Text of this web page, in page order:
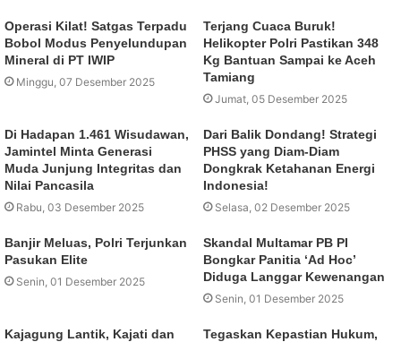
Operasi Kilat! Satgas Terpadu
Bobol Modus Penyelundupan
Mineral di PT IWIP
Minggu, 07 Desember 2025
Terjang Cuaca Buruk!
Helikopter Polri Pastikan 348
Kg Bantuan Sampai ke Aceh
Tamiang
Jumat, 05 Desember 2025
Di Hadapan 1.461 Wisudawan,
Jamintel Minta Generasi
Muda Junjung Integritas dan
Nilai Pancasila
Rabu, 03 Desember 2025
Dari Balik Dondang! Strategi
PHSS yang Diam-Diam
Dongkrak Ketahanan Energi
Indonesia!
Selasa, 02 Desember 2025
Banjir Meluas, Polri Terjunkan
Pasukan Elite
Senin, 01 Desember 2025
Skandal Multamar PB PI
Bongkar Panitia ‘Ad Hoc’
Diduga Langgar Kewenangan
Senin, 01 Desember 2025
Kajagung Lantik, Kajati dan
Tegaskan Kepastian Hukum,